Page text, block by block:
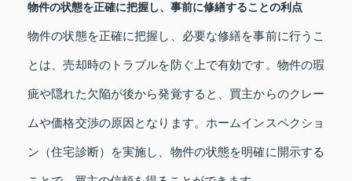
物件の状態を正確に把握し、事前に修繕することの利点
物件の状態を正確に把握し、必要な修繕を事前に行うこ
とは、売却時のトラブルを防ぐ上で有効です。物件の瑕
疵や隠れた欠陥が後から発覚すると、買主からのクレー
ムや価格交渉の原因となります。ホームインスペクショ
ン（住宅診断）を実施し、物件の状態を明確に開示する